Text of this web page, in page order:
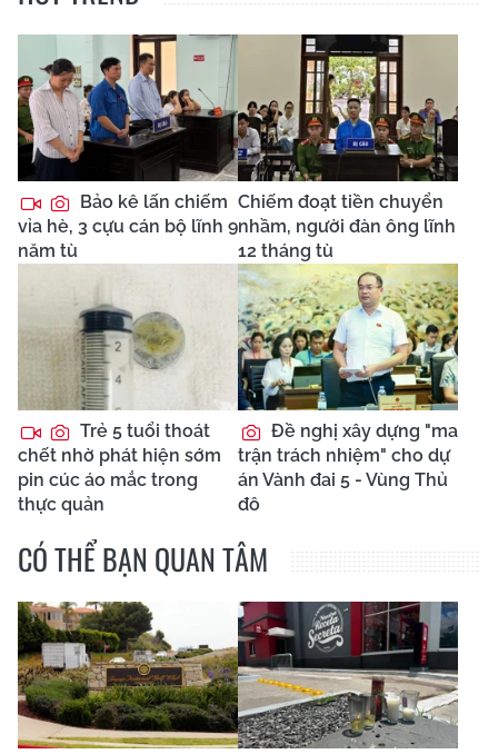
Bảo kê lấn chiếm
vỉa hè, 3 cựu cán bộ lĩnh 9
năm tù
Chiếm đoạt tiền chuyển
nhầm, người đàn ông lĩnh
12 tháng tù
Trẻ 5 tuổi thoát
chết nhờ phát hiện sớm
pin cúc áo mắc trong
thực quản
Đề nghị xây dựng "ma
trận trách nhiệm" cho dự
án Vành đai 5 - Vùng Thủ
đô
CÓ THỂ BẠN QUAN TÂM